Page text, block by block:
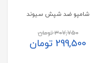
شامپو ضد شپش سیوند
307,750تومان
299,500تومان